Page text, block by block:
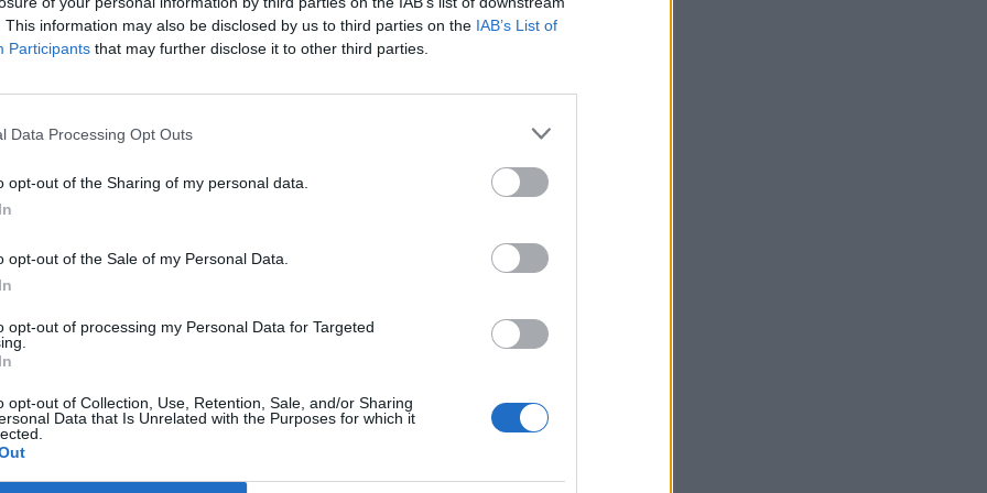
This information may also be disclosed by us to third parties on the IAB’s List of
Participants that may further disclose it to other third parties.
Data Processing Opt Outs
opt-out of the Sharing of my personal data.
opt-out of the Sale of my Personal Data.
opt-out of processing my Personal Data for Targeted
opt-out of Collection, Use, Retention, Sale, and/or Sharing
Data that Is Unrelated with the Purposes for which it
az olajcégnél 2008 végén tapasztalt jelentős veszteségek miatt indult. Az INA
hozzájárulhatott ahhoz, hogy a vállalat nehéz pénzügyi helyzetbe került. A
az ügyletekre szeretne jobban rálátni...
portfolio.hu hírarchívumához tartozik, melynek olvasása előfizetéses
cikkarchívum
elmúlt 2 év napon belüli
Előfizetés